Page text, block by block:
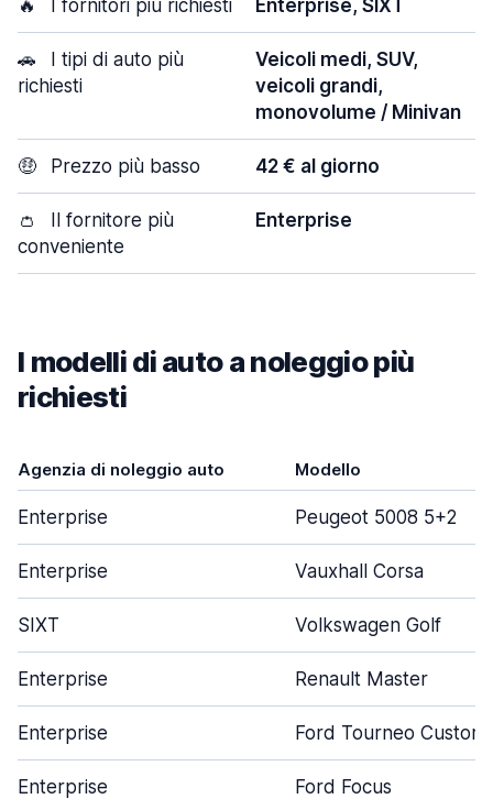
🔥 I fornitori più richiesti Enterprise, SIXT
🚗
I tipi di auto più
richiesti
Veicoli medi, SUV,
veicoli grandi,
monovolume / Minivan
🤑 Prezzo più basso 42 € al giorno
👛
Il fornitore più
conveniente
Enterprise
I modelli di auto a noleggio più
richiesti
Agenzia di noleggio auto Modello
Enterprise Peugeot 5008 5+2
Enterprise Vauxhall Corsa
SIXT Volkswagen Golf
Enterprise Renault Master
Enterprise Ford Tourneo Custom
Enterprise Ford Focus